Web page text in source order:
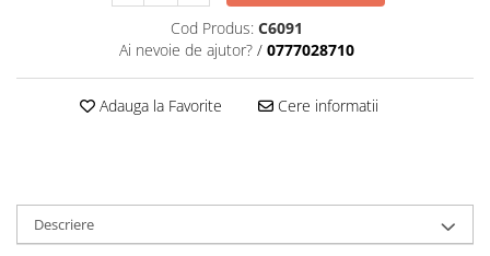
Cauciuc tubeless cu GEL antipană
Trotinete electrice
Biciclete Electrice
Anvelope ATV
Cauciucuri bicicleta
Cod Produs: C6091
Ai nevoie de ajutor? / 0777028710
Adauga la Favorite Cere informatii
Descriere